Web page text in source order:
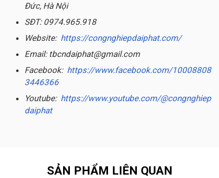
Đức, Hà Nội
SĐT: 0974.965.918
Website: https://congnghiepdaiphat.com/
Email: tbcndaiphat@gmail.com
Facebook: https://www.facebook.com/10008808
3446366
Youtube: https://www.youtube.com/@congnghiep
daiphat
SẢN PHẨM LIÊN QUAN